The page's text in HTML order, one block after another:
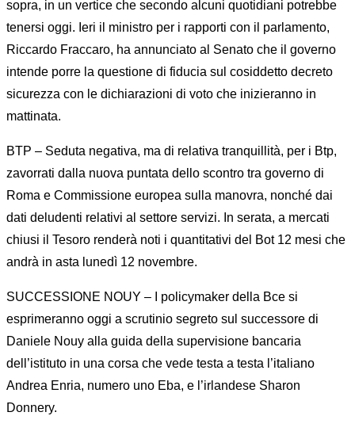
sopra, in un vertice che secondo alcuni quotidiani potrebbe
tenersi oggi. Ieri il ministro per i rapporti con il parlamento,
Riccardo Fraccaro, ha annunciato al Senato che il governo
intende porre la questione di fiducia sul cosiddetto decreto
sicurezza con le dichiarazioni di voto che inizieranno in
mattinata.
BTP – Seduta negativa, ma di relativa tranquillità, per i Btp,
zavorrati dalla nuova puntata dello scontro tra governo di
Roma e Commissione europea sulla manovra, nonché dai
dati deludenti relativi al settore servizi. In serata, a mercati
chiusi il Tesoro renderà noti i quantitativi del Bot 12 mesi che
andrà in asta lunedì 12 novembre.
SUCCESSIONE NOUY – I policymaker della Bce si
esprimeranno oggi a scrutinio segreto sul successore di
Daniele Nouy alla guida della supervisione bancaria
dell’istituto in una corsa che vede testa a testa l’italiano
Andrea Enria, numero uno Eba, e l’irlandese Sharon
Donnery.